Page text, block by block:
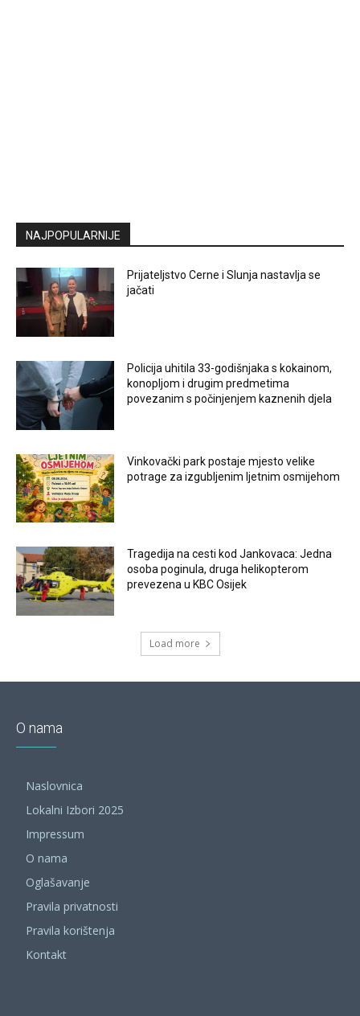
NAJPOPULARNIJE
Prijateljstvo Cerne i Slunja nastavlja se
jačati
Policija uhitila 33-godišnjaka s kokainom,
konopljom i drugim predmetima
povezanim s počinjenjem kaznenih djela
Vinkovački park postaje mjesto velike
potrage za izgubljenim ljetnim osmijehom
Tragedija na cesti kod Jankovaca: Jedna
osoba poginula, druga helikopterom
prevezena u KBC Osijek
Load more
O nama
Naslovnica
Lokalni Izbori 2025
Impressum
O nama
Oglašavanje
Pravila privatnosti
Pravila korištenja
Kontakt